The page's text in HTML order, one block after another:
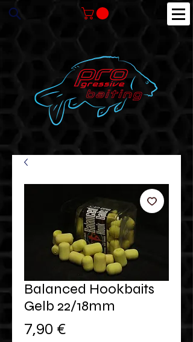
Balanced Hookbaits
Gelb 22/18mm
7,90 €